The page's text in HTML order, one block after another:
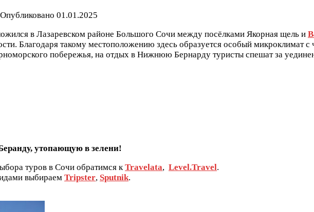
Опубликовано 01.01.2025
в Лазаревском районе Большого Сочи между посёлками Якорная щель и
Благодаря такому местоположению здесь образуется особый микроклимат
побережья, на отдых в Нижнюю Бернарду туристы спешат за
утопающую в зелени!
туров в Сочи обратимся кTravelata, Level.Travel.
выбираем Tripster, Sputnik.